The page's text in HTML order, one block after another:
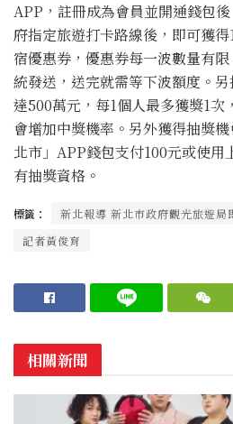
APP，註冊成為會員並開通錢包
府指定旅遊打卡路線後，即可獲
宿優惠券，優惠券每一波數量有
統發送，送完就需等下波額度。
達500萬元，每1個人最多獲獎1次
會增加中獎機率。另外獲得抽獎
北市」APP錢包支付100元或使用
有抽獎資格。
標籤：
新北報導 新北市政府觀光旅遊局
記者黃俊育
相關新聞